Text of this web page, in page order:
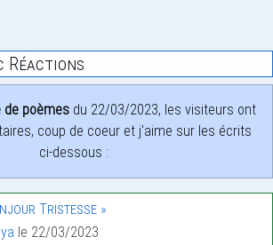
Réactions
de poèmesdu 22/03/2023, les visiteurs ont
coup de coeur et j'aime sur les écrits
ci-dessous :
Tristesse »
le 22/03/2023